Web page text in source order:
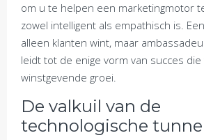
om u te helpen een marketingmotor
zowel intelligent als empathisch is.
alleen klanten wint, maar
leidt tot de enige vorm van succes
winstgevende groei.
De valkuil van de
technologische